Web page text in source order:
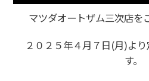
マツダオートザム三次店を
２０２５年４月７日(月)よ
す。